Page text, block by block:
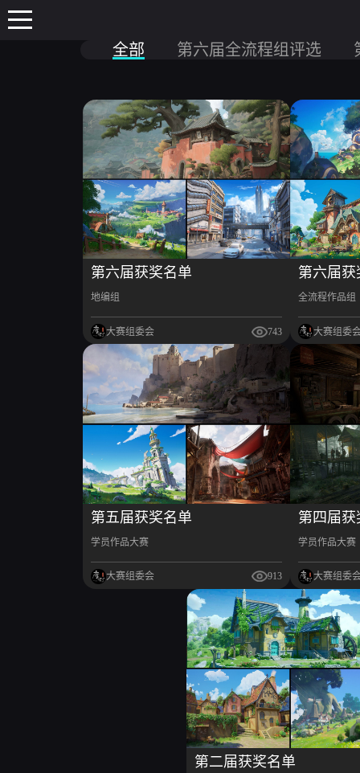
全部 第六届全流程组评选
第六届获奖名单
地编组
大赛组委会 743
第六届获
全流程作品组
大赛组委
第五届获奖名单
学员作品大赛
大赛组委会 913
第四届获
学员作品大赛
大赛组委
第二届获奖名单